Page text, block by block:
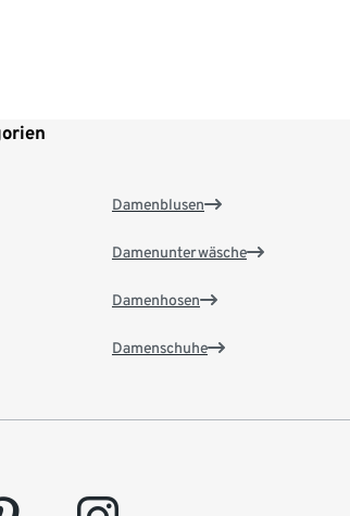
Damenblusen
Damenunterwäsche
Damenhosen
Damenschuhe